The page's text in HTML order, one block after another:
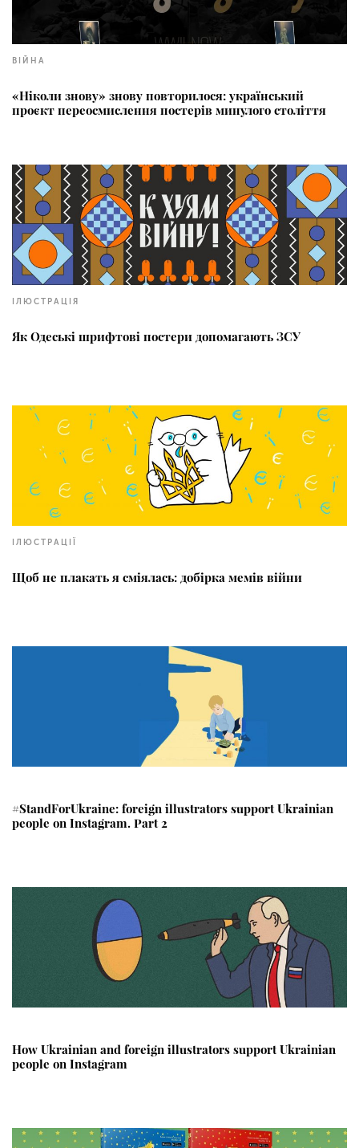
ВІЙНА
«Ніколи знову» знову повторилося: український
проєкт переосмислення постерів минулого століття
ІЛЮСТРАЦІЯ
Як Одеські шрифтові постери допомагають ЗСУ
ІЛЮСТРАЦІЇ
Щоб не плакать я сміялась: добірка мемів війни
#StandForUkraine: foreign illustrators support Ukrainian
people on Instagram. Part 2
How Ukrainian and foreign illustrators support Ukrainian
people on Instagram